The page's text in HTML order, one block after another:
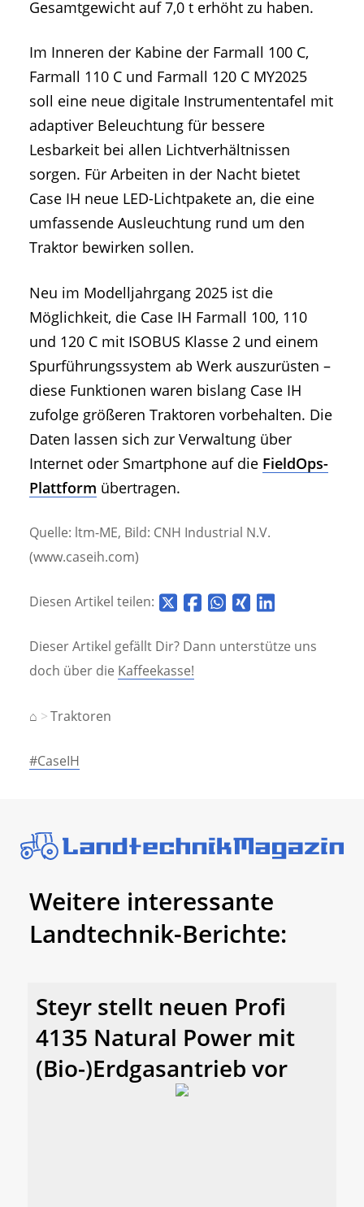
Gesamtgewicht auf 7,0 t erhöht zu haben.
Im Inneren der Kabine der Farmall 100 C,
Farmall 110 C und Farmall 120 C MY2025
soll eine neue digitale Instrumententafel mit
adaptiver Beleuchtung für bessere
Lesbarkeit bei allen Lichtverhältnissen
sorgen. Für Arbeiten in der Nacht bietet
Case IH neue LED-Lichtpakete an, die eine
umfassende Ausleuchtung rund um den
Traktor bewirken sollen.
Neu im Modelljahrgang 2025 ist die
Möglichkeit, die Case IH Farmall 100, 110
und 120 C mit ISOBUS Klasse 2 und einem
Spurführungssystem ab Werk auszurüsten –
diese Funktionen waren bislang Case IH
zufolge größeren Traktoren vorbehalten. Die
Daten lassen sich zur Verwaltung über
Internet oder Smartphone auf die FieldOps-
Plattform übertragen.
Quelle: ltm-ME, Bild: CNH Industrial N.V.
(www.caseih.com)
Diesen Artikel teilen:
Dieser Artikel gefällt Dir? Dann unterstütze uns
doch über die Kaffeekasse!
⌂ Traktoren
#CaseIH
Weitere interessante
Landtechnik-Berichte:
Steyr stellt neuen Profi
4135 Natural Power mit
(Bio-)Erdgasantrieb vor